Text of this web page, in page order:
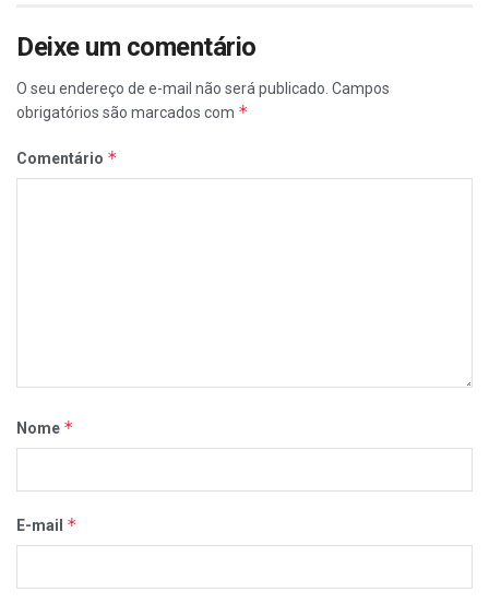
Deixe um comentário
O seu endereço de e-mail não será publicado. Campos
obrigatórios são marcados com *
Comentário *
Nome *
E-mail *